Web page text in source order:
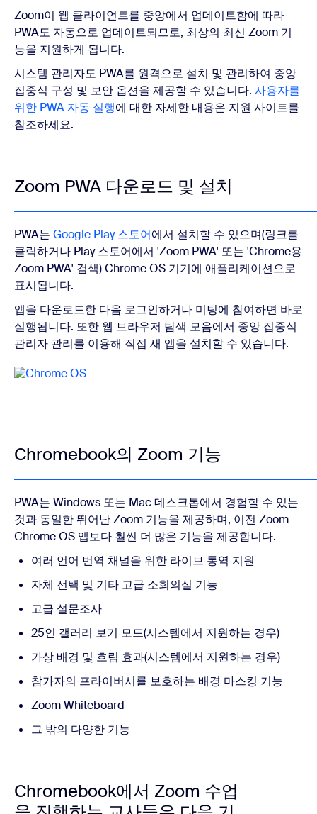
Zoom이 웹 클라이언트를 중앙에서 업데이트함에 따라
PWA도 자동으로 업데이트되므로, 최상의 최신 Zoom 기
능을 지원하게 됩니다.
시스템 관리자도 PWA를 원격으로 설치 및 관리하여 중앙
집중식 구성 및 보안 옵션을 제공할 수 있습니다. 사용자를
위한 PWA 자동 실행에 대한 자세한 내용은 지원 사이트를
참조하세요.
Zoom PWA 다운로드 및 설치
PWA는 Google Play 스토어에서 설치할 수 있으며(링크를
클릭하거나 Play 스토어에서 'Zoom PWA' 또는 'Chrome용
Zoom PWA' 검색) Chrome OS 기기에 애플리케이션으로
표시됩니다.
앱을 다운로드한 다음 로그인하거나 미팅에 참여하면 바로
실행됩니다. 또한 웹 브라우저 탐색 모음에서 중앙 집중식
관리자 관리를 이용해 직접 새 앱을 설치할 수 있습니다.
Chromebook의 Zoom 기능
PWA는 Windows 또는 Mac 데스크톱에서 경험할 수 있는
것과 동일한 뛰어난 Zoom 기능을 제공하며, 이전 Zoom
Chrome OS 앱보다 훨씬 더 많은 기능을 제공합니다.
여러 언어 번역 채널을 위한 라이브 통역 지원
자체 선택 및 기타 고급 소회의실 기능
고급 설문조사
25인 갤러리 보기 모드(시스템에서 지원하는 경우)
가상 배경 및 흐림 효과(시스템에서 지원하는 경우)
참가자의 프라이버시를 보호하는 배경 마스킹 기능
Zoom Whiteboard
그 밖의 다양한 기능
Chromebook에서 Zoom 수업